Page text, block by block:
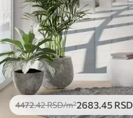
4472.42RSD/m²2683.45 RSD